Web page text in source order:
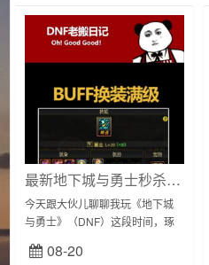
最新地下城与勇士秒杀挂推荐，这几款让你轻松刷图！
今天跟大伙儿聊聊我玩《地下城
与勇士》（DNF）这段时间，琢
挂，有点夸张，哈哈，但确实能
08-20